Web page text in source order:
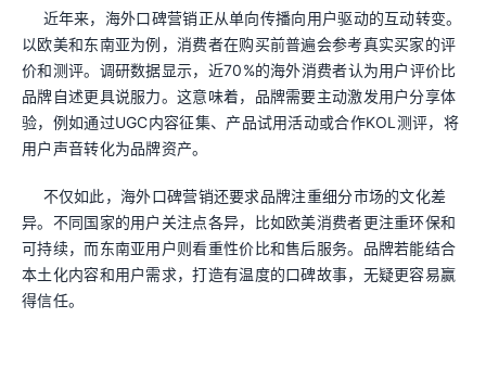
近年来，海外口碑营销正从单向传播向用户驱动的互动转变。
以欧美和东南亚为例，消费者在购买前普遍会参考真实买家的评
价和测评。调研数据显示，近70%的海外消费者认为用户评价比
品牌自述更具说服力。这意味着，品牌需要主动激发用户分享体
验，例如通过UGC内容征集、产品试用活动或合作KOL测评，将
用户声音转化为品牌资产。
不仅如此，海外口碑营销还要求品牌注重细分市场的文化差
异。不同国家的用户关注点各异，比如欧美消费者更注重环保和
可持续，而东南亚用户则看重性价比和售后服务。品牌若能结合
本土化内容和用户需求，打造有温度的口碑故事，无疑更容易赢
得信任。